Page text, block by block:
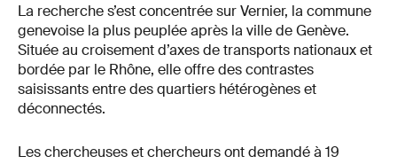
La recherche s’est concentrée sur Vernier, la commune
genevoise la plus peuplée après la ville de Genève.
Située au croisement d’axes de transports nationaux et
bordée par le Rhône, elle offre des contrastes
saisissants entre des quartiers hétérogènes et
déconnectés.
Les chercheuses et chercheurs ont demandé à 19